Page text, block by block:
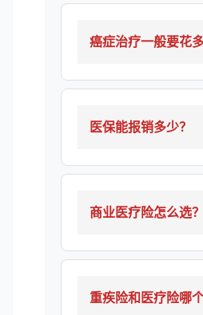
癌症治疗一般要花
医保能报销多少？
商业医疗险怎么选？
重疾险和医疗险哪